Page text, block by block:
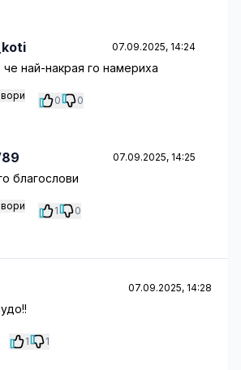
07.09.2025, 14:24
най-накрая го намериха
0 0
07.09.2025, 14:25
благослови
1 0
07.09.2025, 14:28
1 1